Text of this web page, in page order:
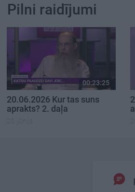
Pilni raidījumi
00:23:25
20.06.2026 Kur tas suns
aprakts? 2. daļa
20. jūnijs